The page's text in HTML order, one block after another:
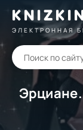
ЭЛЕКТРОННАЯ